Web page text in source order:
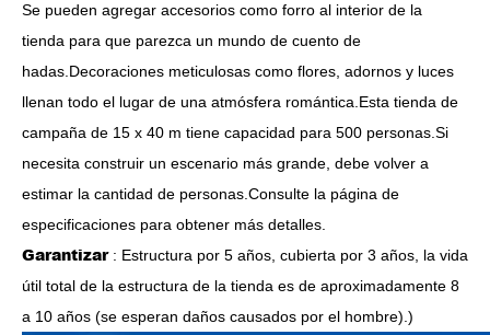
Se pueden agregar accesorios como forro al interior de la
tienda para que parezca un mundo de cuento de
hadas.Decoraciones meticulosas como flores, adornos y luces
llenan todo el lugar de una atmósfera romántica.Esta tienda de
campaña de 15 x 40 m tiene capacidad para 500 personas.Si
necesita construir un escenario más grande, debe volver a
estimar la cantidad de personas.Consulte la página de
especificaciones para obtener más detalles.
Garantizar: Estructura por 5 años, cubierta por 3 años, la vida
útil total de la estructura de la tienda es de aproximadamente 8
a 10 años (se esperan daños causados ​​por el hombre). )